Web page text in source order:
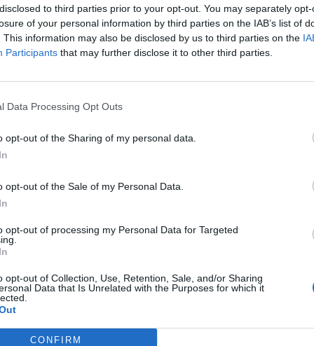
to third parties prior to your opt-out. You may separately
of your personal information by third parties on the IAB’s list of
This information may also be disclosed by us to third parties on the
Participants that may further disclose it to other third parties.
Data Processing Opt Outs
opt-out of the Sharing of my personal data.
opt-out of the Sale of my Personal Data.
opt-out of processing my Personal Data for Targeted
opt-out of Collection, Use, Retention, Sale, and/or Sharing
Data that Is Unrelated with the Purposes for which it
CONFIRM
che sviluppa imballaggi 100% naturali e compostabili per la
Questo avviene partendo da sottoprodotti organici e dal
di collante naturale,” spiega Luca Ficarelli, co-founder di
è quella di creare un’alternativa al polistirolo che, a fine vita,
si concentra sumercati e settori
che richiedono soluzioni
sul packaging secondario industriale, ma puntiamo a
altre categorie, come quella alimentare”. L’obiettivo di medio
fine del 2025, SMUSH mira a realizzare il proprio impianto pilota.
un impianto demo che consenta di presentare la
avviare le prime forniture per i propri clienti.